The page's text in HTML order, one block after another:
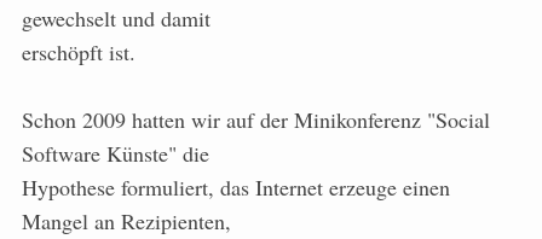
gewechselt und damit
erschöpft ist.
Schon 2009 hatten wir auf der Minikonferenz "Social
Software Künste" die
Hypothese formuliert, das Internet erzeuge einen
Mangel an Rezipienten,